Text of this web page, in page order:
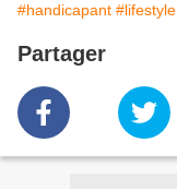
#handicapant #lifestyle
Partager